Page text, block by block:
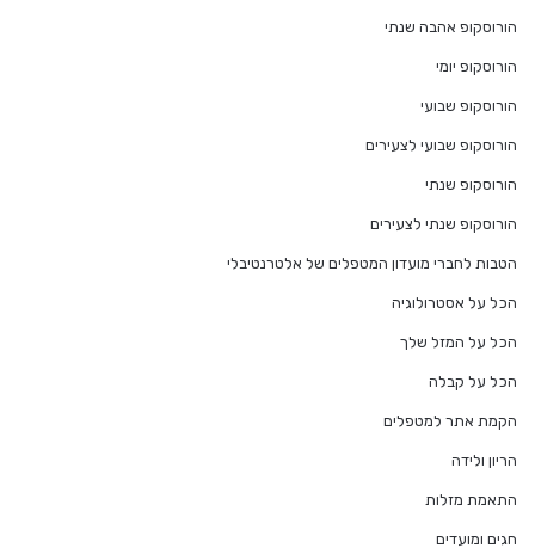
הורוסקופ אהבה שנתי
הורוסקופ יומי
הורוסקופ שבועי
הורוסקופ שבועי לצעירים
הורוסקופ שנתי
הורוסקופ שנתי לצעירים
הטבות לחברי מועדון המטפלים של אלטרנטיבלי
הכל על אסטרולוגיה
הכל על המזל שלך
הכל על קבלה
הקמת אתר למטפלים
הריון ולידה
התאמת מזלות
חגים ומועדים